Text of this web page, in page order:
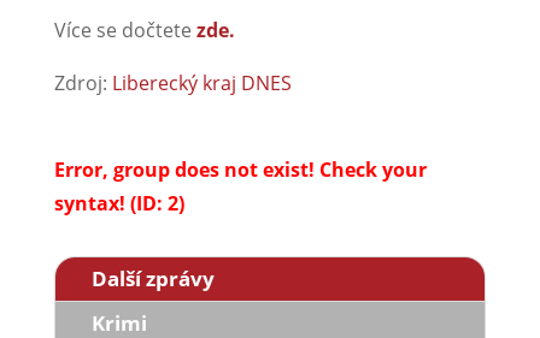
Více se dočtete zde.
Zdroj: Liberecký kraj DNES
Error, group does not exist! Check your
syntax! (ID: 2)
Další zprávy
Krimi